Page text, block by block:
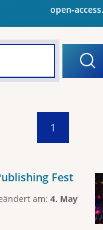
open-
1
Fest
am: 4. May